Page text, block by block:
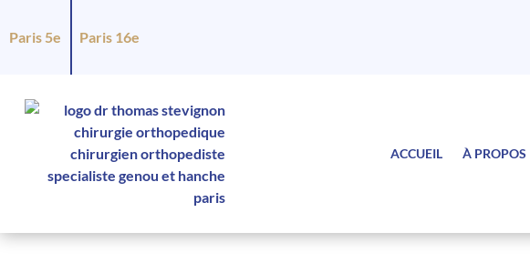
Paris 5e Paris 16e
ACCUEIL À PROPOS